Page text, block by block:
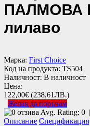
ПАЛМОВА
лилаво
Марка: First Choice
Код на продукта: TS504
Наличност: В наличност
Цена:
122,00€ (238,61ЛВ.)
Желая да поръчам
Avg. Rating: 0 |
Описание Спецификация